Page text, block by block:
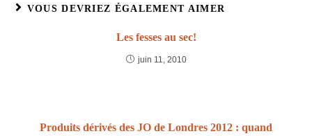
VOUS DEVRIEZ ÉGALEMENT AIMER
Les fesses au sec!
juin 11, 2010
Produits dérivés des JO de Londres 2012 : quand